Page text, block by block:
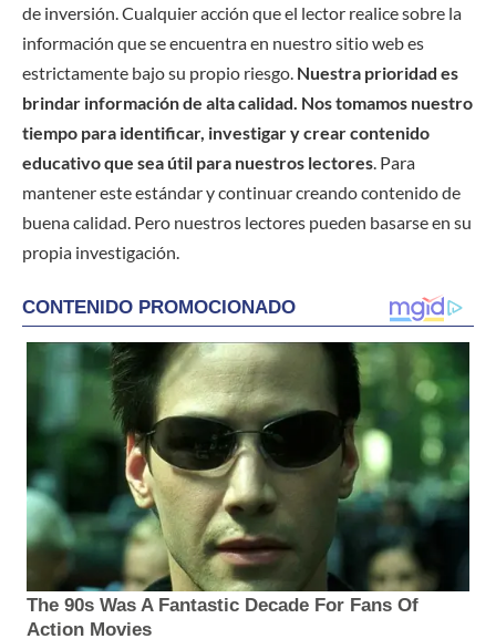
de inversión. Cualquier acción que el lector realice sobre la
información que se encuentra en nuestro sitio web es
estrictamente bajo su propio riesgo. Nuestra prioridad es
brindar información de alta calidad. Nos tomamos nuestro
tiempo para identificar, investigar y crear contenido
educativo que sea útil para nuestros lectores . Para
mantener este estándar y continuar creando contenido de
buena calidad. Pero nuestros lectores pueden basarse en su
propia investigación.